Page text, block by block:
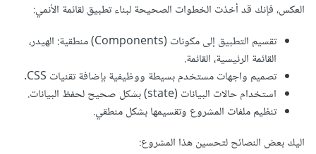
العكس، فإنك قد أخذت الخطوات الصحيحة لبناء تطبيق لقائمة الأنمي:
تقسيم التطبيق إلى مكونات (Components) منطقية: الهيدر،
القائمة الرئيسية، القائمة.
تصميم واجهات مستخدم بسيطة ووظيفية بإضافة تقنيات CSS.
استخدام حالات البيانات (state) بشكل صحيح لحفظ البيانات.
تنظيم ملفات المشروع وتقسيمها بشكل منطقي.
اليك بعض النصائح لتحسين هذا المشروع: